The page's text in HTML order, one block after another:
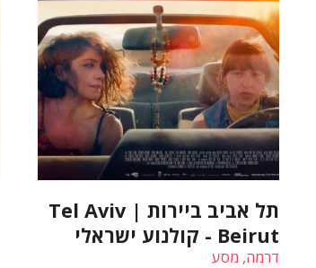
תל אביב ביירות | Tel Aviv
Beirut - קולנוע ישראלי
דרמה, מסע